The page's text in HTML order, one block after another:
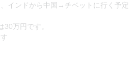
、インドから中国→チベットに行く予定
30万円です。